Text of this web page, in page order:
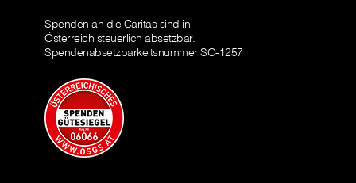
Spenden an die Caritas sind in
Österreich steuerlich absetzbar.
Spendenabsetzbarkeitsnummer SO-1257